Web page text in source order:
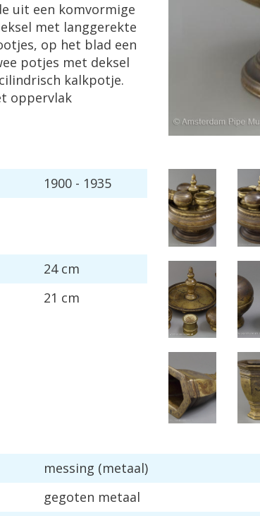
uit een komvormige
met langgerekte
, op het blad een
potjes met deksel
cilindrisch kalkpotje.
oppervlak
1900 - 1935
24 cm
21 cm
messing (metaal)
gegoten metaal